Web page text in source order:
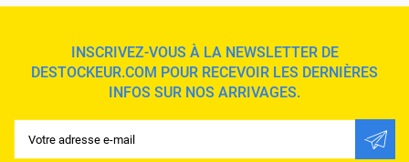
INSCRIVEZ-VOUS À LA NEWSLETTER DE
DESTOCKEUR.COM POUR RECEVOIR LES DERNIÈRES
INFOS SUR NOS ARRIVAGES.